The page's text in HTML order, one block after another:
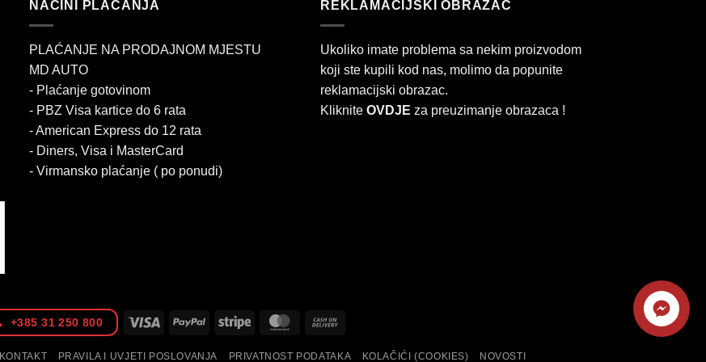
NAČINI PLAĆANJA
PLAĆANJE NA PRODAJNOM MJESTU
MD AUTO
- Plaćanje gotovinom
- PBZ Visa kartice do 6 rata
- American Express do 12 rata
- Diners, Visa i MasterCard
- Virmansko plaćanje ( po ponudi)
REKLAMACIJSKI OBRAZAC
Ukoliko imate problema sa nekim proizvodom
koji ste kupili kod nas, molimo da popunite
reklamacijski obrazac.
Kliknite OVDJE za preuzimanje obrazaca !
+385 31 250 800 Visa PayPal Stripe MasterCard
Delivery
KONTAKT PRAVILA I UVJETI POSLOVANJA PRIVATNOST PODATAKA KOLAČIĆI (COOKIES) NOVOSTI
Kontaktirajte
nas